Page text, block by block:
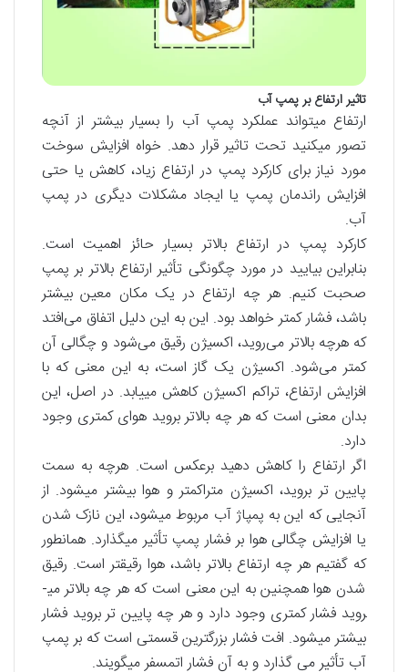
تاثیر ارتفاع بر پمپ آب
ارتفاع می­تواند عملکرد پمپ آب را بسیار بیشتر از آنچه
تصور می­کنید تحت تاثیر قرار دهد. خواه افزایش سوخت
مورد نیاز برای کارکرد پمپ در ارتفاع زیاد، کاهش یا حتی
افزایش راندمان پمپ یا ایجاد مشکلات دیگری در پمپ
آب.
کارکرد پمپ در ارتفاع بالاتر بسیار حائز اهمیت است.
بنابراین بیایید در مورد چگونگی تأثیر ارتفاع بالاتر بر پمپ
صحبت کنیم. هر چه ارتفاع در یک مکان معین بیشتر
باشد، فشار کمتر خواهد بود. این به این دلیل اتفاق می‌افتد
که هرچه بالاتر می‌روید، اکسیژن رقیق می‌شود و چگالی آن
کمتر می‌شود. اکسیژن یک گاز است، به این معنی که با
افزایش ارتفاع، تراکم اکسیژن کاهش می­یابد. در اصل، این
بدان معنی است که هر چه بالاتر بروید هوای کمتری وجود
دارد.
اگر ارتفاع را کاهش دهید برعکس است. هرچه به سمت
پایین تر بروید، اکسیژن متراکم­تر و هوا بیشتر می­شود. از
آنجایی که این به پمپاژ آب مربوط می­شود، این نازک شدن
یا افزایش چگالی هوا بر فشار پمپ تأثیر می­گذارد. همانطور
که گفتیم هر چه ارتفاع بالاتر باشد، هوا رقیق­تر است. رقیق
شدن هوا همچنین به این معنی است که هر چه بالاتر می­
روید فشار کمتری وجود دارد و هر چه پایین تر بروید فشار
بیشتر می­شود. افت فشار بزرگترین قسمتی است که بر پمپ
آب تأثیر می گذارد و به آن فشار اتمسفر می­گویند.